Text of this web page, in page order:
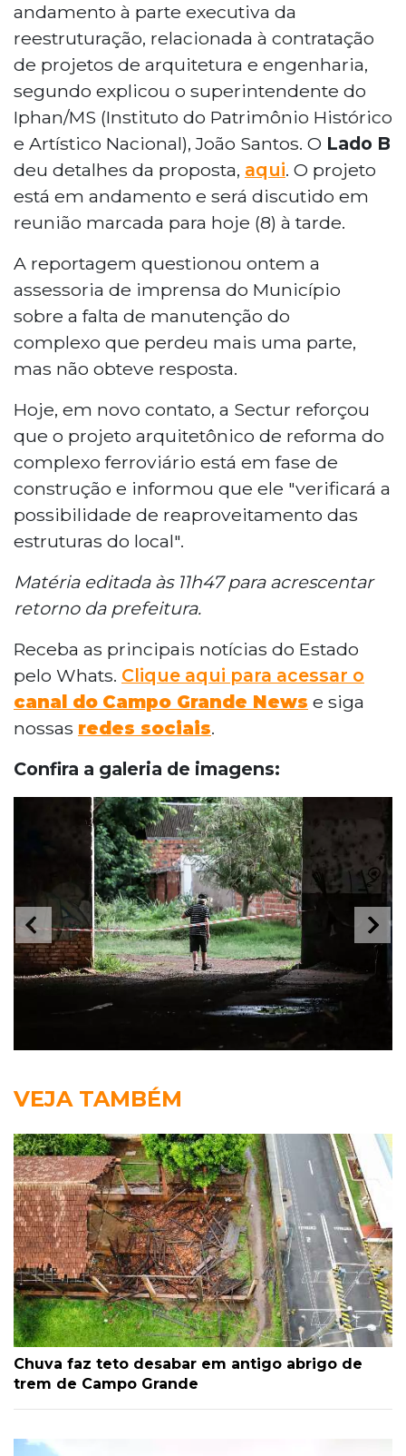
andamento à parte executiva da
reestruturação, relacionada à contratação
de projetos de arquitetura e engenharia,
segundo explicou o superintendente do
Iphan/MS (Instituto do Patrimônio Histórico
e Artístico Nacional), João Santos. O Lado B
deu detalhes da proposta, aqui. O projeto
está em andamento e será discutido em
reunião marcada para hoje (8) à tarde.
A reportagem questionou ontem a
assessoria de imprensa do Município
sobre a falta de manutenção do
complexo que perdeu mais uma parte,
mas não obteve resposta.
Hoje, em novo contato, a Sectur reforçou
que o projeto arquitetônico de reforma do
complexo ferroviário está em fase de
construção e informou que ele "verificará a
possibilidade de reaproveitamento das
estruturas do local".
Matéria editada às 11h47 para acrescentar
retorno da prefeitura.
Receba as principais notícias do Estado
pelo Whats. Clique aqui para acessar o
canal do Campo Grande News e siga
nossas redes sociais.
Confira a galeria de imagens:
VEJA TAMBÉM
Chuva faz teto desabar em antigo abrigo de
trem de Campo Grande